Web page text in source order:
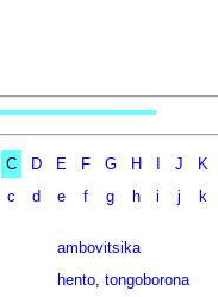
C D E F G H J
K
c d e f g h i j k
ambovitsika
hento, tongoborona